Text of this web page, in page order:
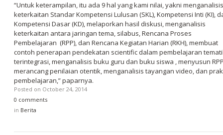
“Untuk keterampilan, itu ada 9 hal yang kami nilai, yakni menganalisis
keterkaitan Standar Kompetensi Lulusan (SKL), Kompetensi Inti (KI),
Kompetensi Dasar (KD), melaporkan hasil diskusi, menganalisis
keterkaitan antara jaringan tema, silabus, Rencana Proses
Pembelajaran (RPP), dan Rencana Kegiatan Harian (RKH), membuat
contoh penerapan pendekatan scientific dalam pembelajaran
terintegrasi, menganalisis buku guru dan buku siswa , menyusun
merancang penilaian otentik, menganalisis tayangan video, dan
pembelajaran,” paparnya.
Posted on October 24, 2014
0 comments
in Berita